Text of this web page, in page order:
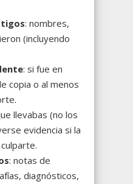
: nombres,
(incluyendo
: si fue en
copia o al menos
llevabas (no los
evidencia si la
: notas de
diagnósticos,